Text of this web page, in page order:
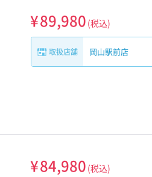
¥89,980 (税込)
取扱店舗 岡山駅前店
¥84,980 (税込)